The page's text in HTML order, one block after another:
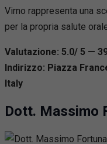
Virno rappresenta una
per la propria salute
Valutazione: 5.0/ 5 —
Indirizzo: Piazza
Italy
Dott. Massimo